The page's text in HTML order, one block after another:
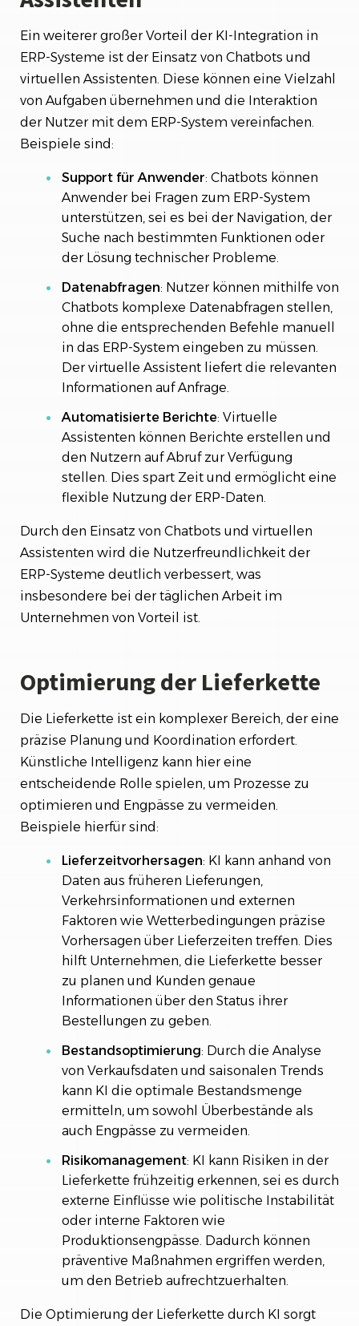
Ein weiterer großer Vorteil der KI-Integration in
ERP-Systeme ist der Einsatz von Chatbots und
virtuellen Assistenten. Diese können eine Vielzahl
von Aufgaben übernehmen und die Interaktion
der Nutzer mit dem ERP-System vereinfachen.
Beispiele sind:
Support für Anwender: Chatbots können
Anwender bei Fragen zum ERP-System
unterstützen, sei es bei der Navigation, der
Suche nach bestimmten Funktionen oder
der Lösung technischer Probleme.
Datenabfragen: Nutzer können mithilfe von
Chatbots komplexe Datenabfragen stellen,
ohne die entsprechenden Befehle manuell
in das ERP-System eingeben zu müssen.
Der virtuelle Assistent liefert die relevanten
Informationen auf Anfrage.
Automatisierte Berichte: Virtuelle
Assistenten können Berichte erstellen und
den Nutzern auf Abruf zur Verfügung
stellen. Dies spart Zeit und ermöglicht eine
flexible Nutzung der ERP-Daten.
Durch den Einsatz von Chatbots und virtuellen
Assistenten wird die Nutzerfreundlichkeit der
ERP-Systeme deutlich verbessert, was
insbesondere bei der täglichen Arbeit im
Unternehmen von Vorteil ist.
Optimierung der Lieferkette
Die Lieferkette ist ein komplexer Bereich, der eine
präzise Planung und Koordination erfordert.
Künstliche Intelligenz kann hier eine
entscheidende Rolle spielen, um Prozesse zu
optimieren und Engpässe zu vermeiden.
Beispiele hierfür sind:
Lieferzeitvorhersagen: KI kann anhand von
Daten aus früheren Lieferungen,
Verkehrsinformationen und externen
Faktoren wie Wetterbedingungen präzise
Vorhersagen über Lieferzeiten treffen. Dies
hilft Unternehmen, die Lieferkette besser
zu planen und Kunden genaue
Informationen über den Status ihrer
Bestellungen zu geben.
Bestandsoptimierung: Durch die Analyse
von Verkaufsdaten und saisonalen Trends
kann KI die optimale Bestandsmenge
ermitteln, um sowohl Überbestände als
auch Engpässe zu vermeiden.
Risikomanagement: KI kann Risiken in der
Lieferkette frühzeitig erkennen, sei es durch
externe Einflüsse wie politische Instabilität
oder interne Faktoren wie
Produktionsengpässe. Dadurch können
präventive Maßnahmen ergriffen werden,
um den Betrieb aufrechtzuerhalten.
Die Optimierung der Lieferkette durch KI sorgt